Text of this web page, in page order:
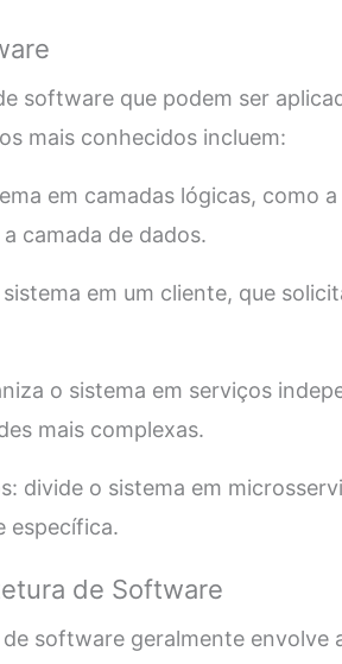
software que podem ser
mais conhecidos incluem:
em camadas lógicas, como
camada de dados.
em um cliente, que
o sistema em serviços
mais complexas.
divide o sistema em
específica.
de Software
software geralmente envolve